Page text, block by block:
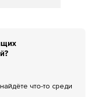
что-то среди